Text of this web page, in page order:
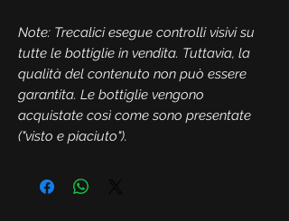
Note: Trecalici esegue controlli visivi su
tutte le bottiglie in vendita. Tuttavia, la
qualità del contenuto non può essere
garantita. Le bottiglie vengono
acquistate così come sono presentate
("visto e piaciuto").